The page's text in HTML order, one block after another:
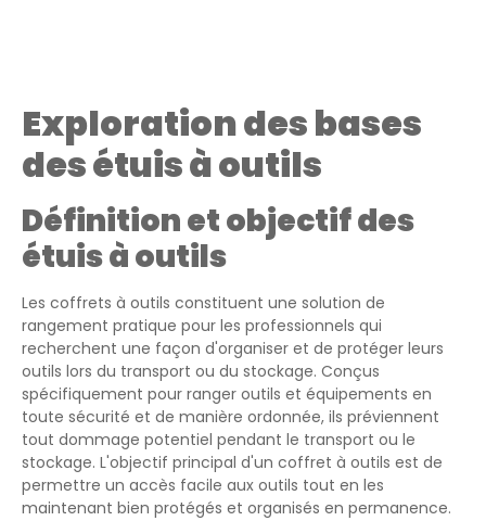
Exploration des bases
des étuis à outils
Définition et objectif des
étuis à outils
Les coffrets à outils constituent une solution de
rangement pratique pour les professionnels qui
recherchent une façon d'organiser et de protéger leurs
outils lors du transport ou du stockage. Conçus
spécifiquement pour ranger outils et équipements en
toute sécurité et de manière ordonnée, ils préviennent
tout dommage potentiel pendant le transport ou le
stockage. L'objectif principal d'un coffret à outils est de
permettre un accès facile aux outils tout en les
maintenant bien protégés et organisés en permanence.